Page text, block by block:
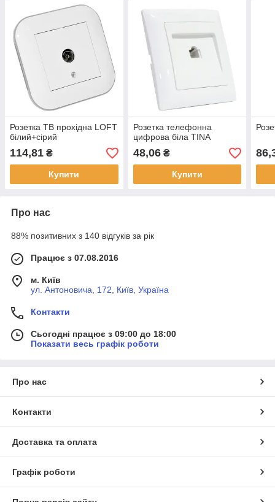
Розетка ТВ прохідна LOFT
білий+сірий
114,81 ₴
Купити
Розетка телефонна
цифрова біла TINA
48,06₴
Купити
Про нас
88% позитивних з 140 відгуків за рік
Працює з 07.08.2016
м. Київ
ул. Антоновича, 172, Київ, Україна
Контакти
Сьогодні працює з 09:00 до 18:00
Показати весь графік роботи
Про нас
Контакти
Доставка та оплата
Графік роботи